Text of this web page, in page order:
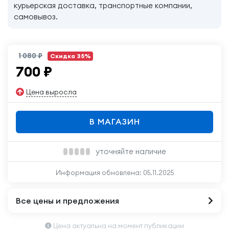
курьерская доставка, транспортные компании,
самовывоз.
1 080 ₽ Скидка 35%
700 ₽
Цена выросла
В МАГАЗИН
уточняйте наличие
Информация обновлена: 05.11.2025
Все цены и предложения
Цена актуальна на момент публикации